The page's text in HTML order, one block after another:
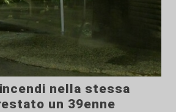
nella stessa
un 39enne